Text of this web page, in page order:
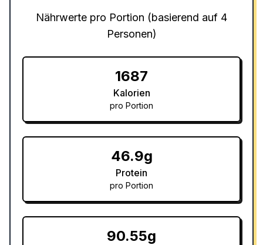
Nährwerte pro Portion (basierend auf 4
Personen)
1687
Kalorien
pro Portion
46.9g
Protein
pro Portion
90.55g